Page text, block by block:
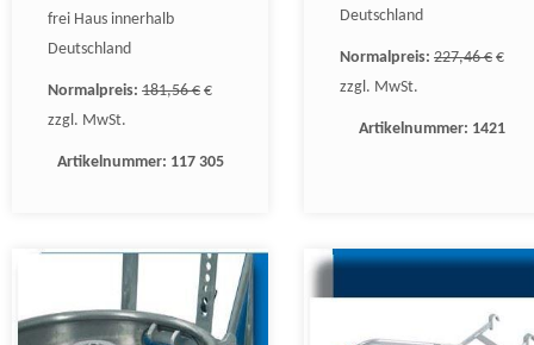
frei Haus innerhalb
Deutschland
Normalpreis: 181,56 € €
zzgl. MwSt.
Artikelnummer: 117 305
Deutschland
Normalpreis: 227,46 € €
zzgl. MwSt.
Artikelnummer: 1421